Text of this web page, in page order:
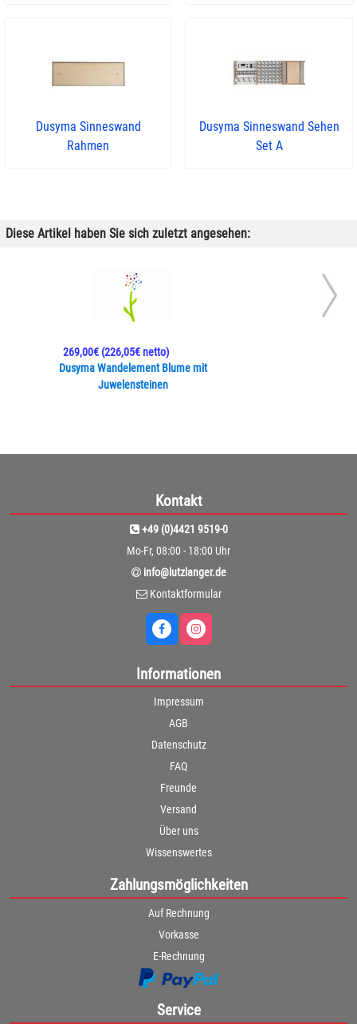
Dusyma Sinneswand
Rahmen
Dusyma Sinneswand Sehen
Set A
Diese Artikel haben Sie sich zuletzt angesehen:
Dusyma Wandelement Blume mit
Juwelensteinen
269,00€(226,05€ netto)
Kontakt
+49 (0)4421 9519-0
Mo-Fr, 08:00 - 18:00 Uhr
info@lutzlanger.de
Kontaktformular
Informationen
Impressum
AGB
Datenschutz
FAQ
Freunde
Versand
Über uns
Wissenswertes
Zahlungsmöglichkeiten
Auf Rechnung
Vorkasse
E-Rechnung
Service